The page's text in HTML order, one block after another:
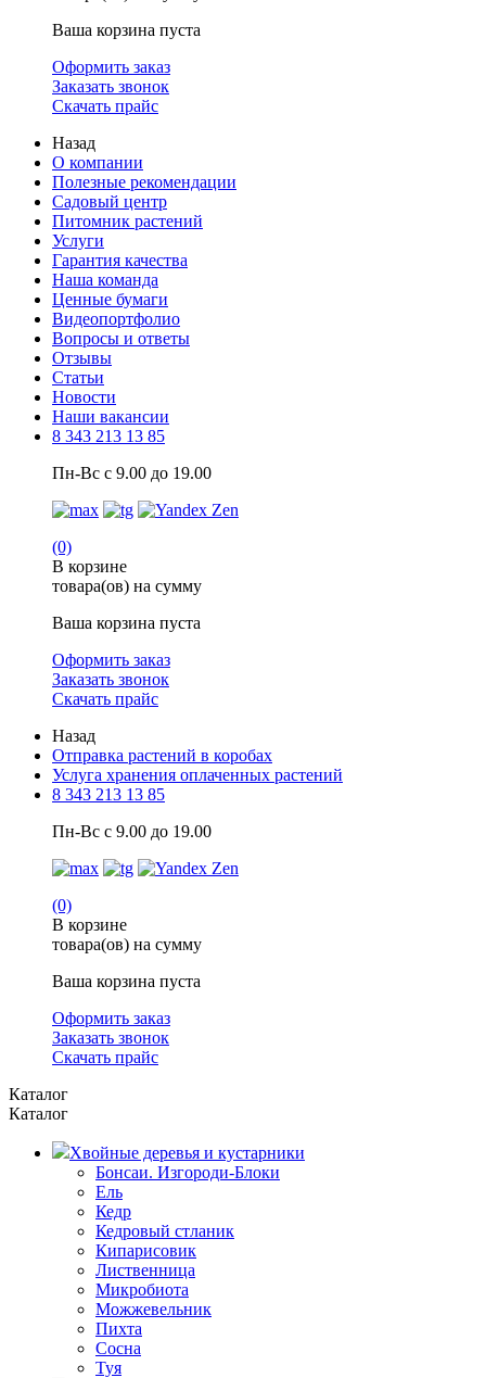
Ваша корзина пуста
Оформить заказ
Заказать звонок
Скачать прайс
Назад
О компании
Полезные рекомендации
Садовый центр
Питомник растений
Услуги
Гарантия качества
Наша команда
Ценные бумаги
Видеопортфолио
Вопросы и ответы
Отзывы
Статьи
Новости
Наши вакансии
8 343 213 13 85
Пн-Вс с 9.00 до 19.00
(0)
В корзине
товара(ов) на сумму
Ваша корзина пуста
Оформить заказ
Заказать звонок
Скачать прайс
Назад
Отправка растений в коробах
Услуга хранения оплаченных растений
8 343 213 13 85
Пн-Вс с 9.00 до 19.00
(0)
В корзине
товара(ов) на сумму
Ваша корзина пуста
Оформить заказ
Заказать звонок
Скачать прайс
Каталог
Каталог
Хвойные деревья и кустарники
Бонсаи. Изгороди-Блоки
Ель
Кедр
Кедровый стланик
Кипарисовик
Лиственница
Микробиота
Можжевельник
Пихта
Сосна
Туя